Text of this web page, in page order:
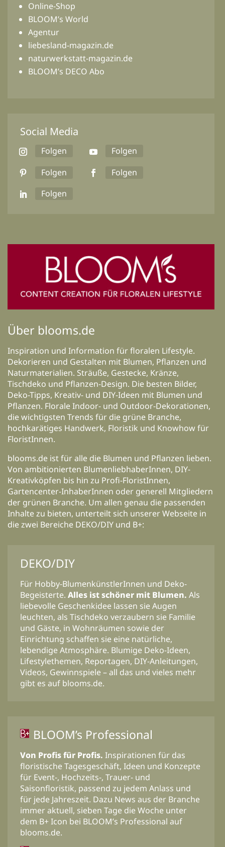
Online-Shop
BLOOM’s World
Agentur
liebesland-magazin.de
naturwerkstatt-magazin.de
BLOOM’s DECO Abo
Social Media
Folgen
Folgen
Folgen
Folgen
Folgen
Über blooms.de
Inspiration und Information für floralen Lifestyle.
Dekorieren und Gestalten mit Blumen, Pflanzen und
Naturmaterialien. Sträuße, Gestecke, Kränze,
Tischdeko und Pflanzen-Design. Die besten Bilder,
Deko-Tipps, Kreativ- und DIY-Ideen mit Blumen und
Pflanzen. Florale Indoor- und Outdoor-Dekorationen,
die wichtigsten Trends für die grüne Branche,
hochkarätiges Handwerk, Floristik und Knowhow für
FloristInnen.
blooms.de ist für alle die Blumen und Pflanzen lieben.
Von ambitionierten BlumenliebhaberInnen, DIY-
Kreativköpfen bis hin zu Profi-FloristInnen,
Gartencenter-InhaberInnen oder generell Mitgliedern
der grünen Branche. Um allen genau die passenden
Inhalte zu bieten, unterteilt sich unserer Webseite in
die zwei Bereiche DEKO/DIY und B+:
DEKO/DIY
Für Hobby-BlumenkünstlerInnen und Deko-
Begeisterte. Alles ist schöner mit Blumen. Als
liebevolle Geschenkidee lassen sie Augen
leuchten, als Tischdeko verzaubern sie Familie
und Gäste, in Wohnräumen sowie der
Einrichtung schaffen sie eine natürliche,
lebendige Atmosphäre. Blumige Deko-Ideen,
Lifestylethemen, Reportagen, DIY-Anleitungen,
Videos, Gewinnspiele – all das und vieles mehr
gibt es auf blooms.de.
BLOOM’s Professional
Von Profis für Profis. Inspirationen für das
floristische Tagesgeschäft, Ideen und Konzepte
für Event-, Hochzeits-, Trauer- und
Saisonfloristik, passend zu jedem Anlass und
für jede Jahreszeit. Dazu News aus der Branche
immer aktuell, sieben Tage die Woche unter
dem B+ Icon bei BLOOM’s Professional auf
blooms.de.